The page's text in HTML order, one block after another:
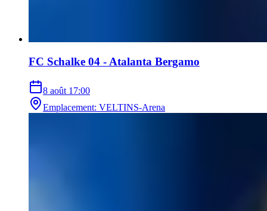
FC Schalke 04 - Atalanta Bergamo
8 août 17:00
Emplacement: VELTINS-Arena